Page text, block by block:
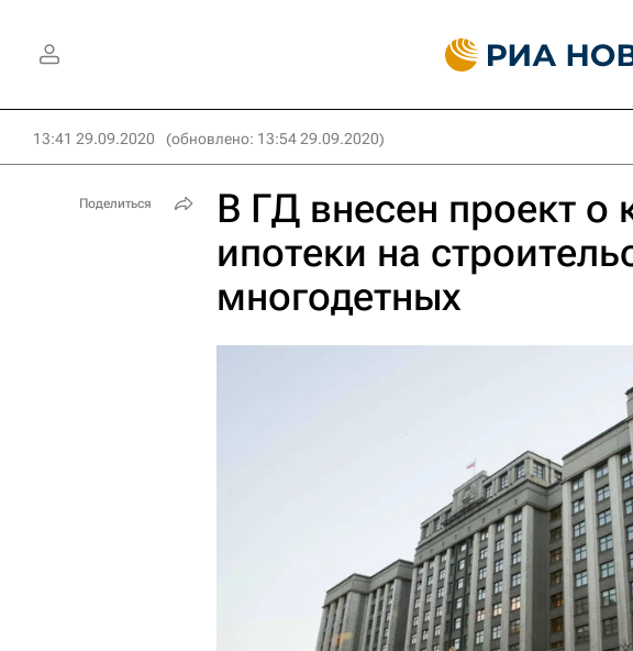
13:41 29.09.2020 (обновлено: 13:54 29.09.2020)
В ГД внесен проект о
ипотеки на
многодетных
Поделиться